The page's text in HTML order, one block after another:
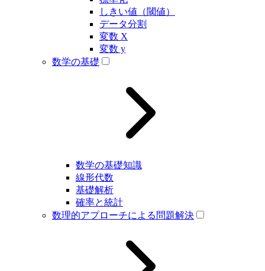
しきい値（閾値）
データ分割
変数 X
変数 y
数学の基礎
数学の基礎知識
線形代数
基礎解析
確率と統計
数理的アプローチによる問題解決